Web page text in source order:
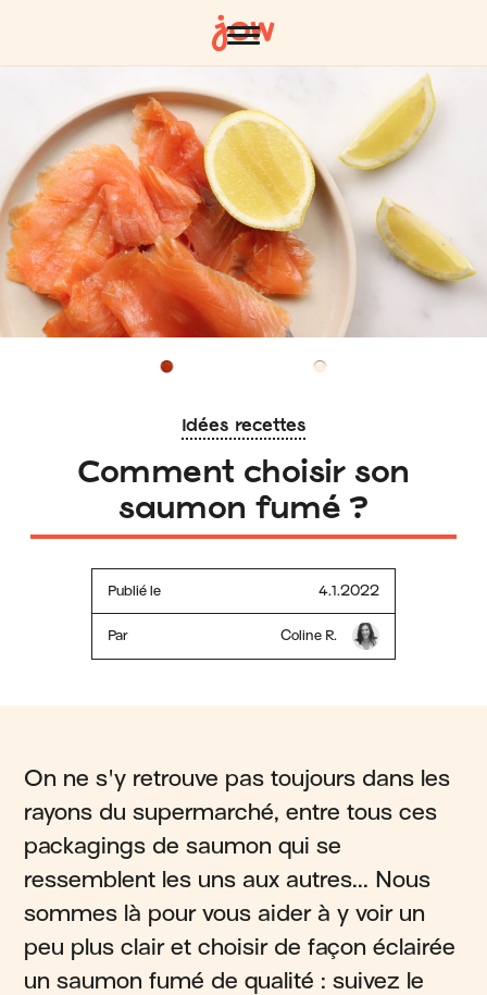
Idées recettes
Comment choisir son
saumon fumé ?
Publié le 4.1.2022
Par Coline R.
On ne s'y retrouve pas toujours dans les
rayons du supermarché, entre tous ces
packagings de saumon qui se
ressemblent les uns aux autres... Nous
sommes là pour vous aider à y voir un
peu plus clair et choisir de façon éclairée
un saumon fumé de qualité : suivez le